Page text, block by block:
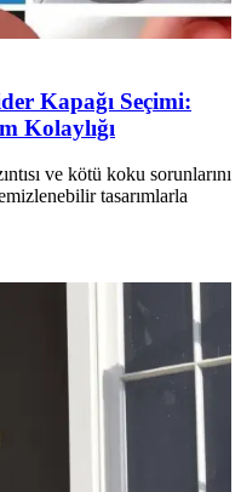
Kapağı Seçimi:
Kolaylığı
ve kötü koku sorunlarını
tasarımlarla